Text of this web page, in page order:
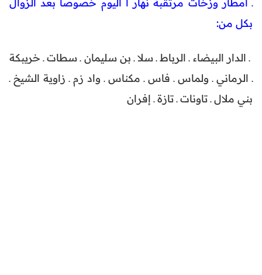
بكل من:
⁩ ـ الدار البيضاء ـ الرباط ـ سلا ـ بن سليمان ـ سطات ـ خريبكة
ـ الرماني ـ ولماس ـ فاس ـ مكناس ـ واد زم ـ زاوية الشيخ ـ
بني ملال ـ تاونات ـ تازة ـ إفران